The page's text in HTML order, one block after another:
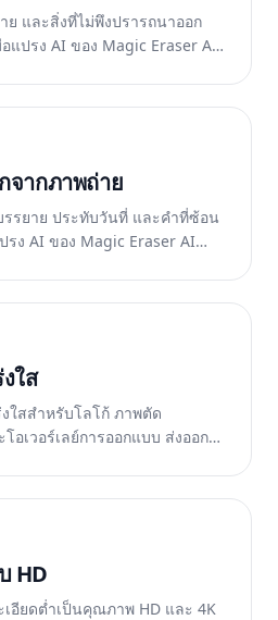
และสิ่งที่ไม่พึงปรารถนาออก
แปรง AI ของ Magic Eraser AI
จากภาพถ่าย
รยาย ประทับวันที่ และคำที่ซ้อน
ง AI ของ Magic Eraser AI
ใส
ใสสำหรับโลโก้ ภาพตัด
เวอร์เลย์การออกแบบ ส่งออก
HD
เอียดต่ำเป็นคุณภาพ HD และ 4K